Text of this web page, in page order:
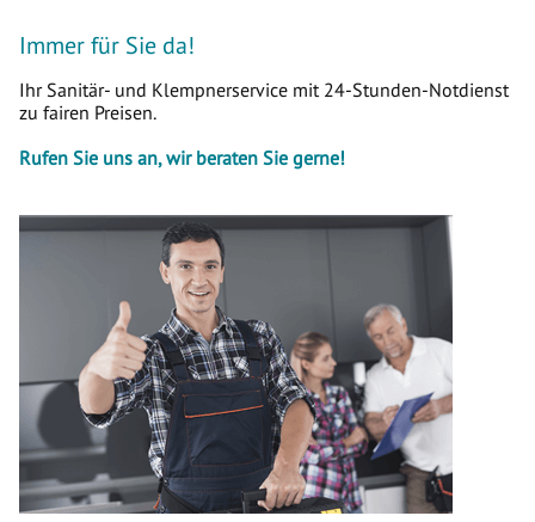
Immer für Sie da!
Ihr Sanitär- und Klempnerservice mit 24-Stunden-Notdienst
zu fairen Preisen.
Rufen Sie uns an, wir beraten Sie gerne!